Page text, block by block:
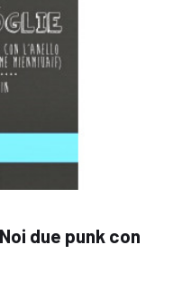
due punk con